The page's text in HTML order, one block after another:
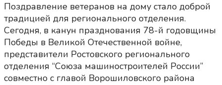
Поздравление ветеранов на дому стало доброй
традицией для регионального отделения.
Сегодня, в канун празднования 78-й годовщины
Победы в Великой Отечественной войне, ​
представители Ростовского регионального
отделения “Союза машиностроителей России”
совместно с главой Ворошиловского района